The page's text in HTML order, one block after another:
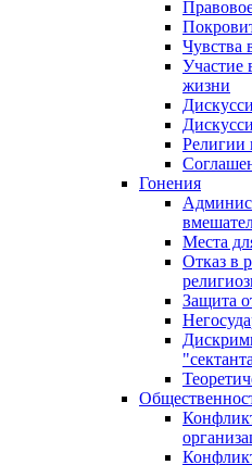
Чувства
Участие
жизни
Религии
Гонения
Места
Отказ в
Защита